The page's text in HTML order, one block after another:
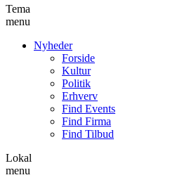
Tema
menu
Nyheder
Forside
Kultur
Politik
Erhverv
Find Events
Find Firma
Find Tilbud
Lokal
menu